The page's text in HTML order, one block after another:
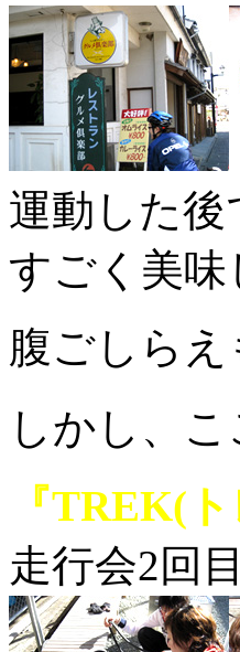
運動した後
すごく美
腹ごしら
しかし、
『TREK(
走行会2回